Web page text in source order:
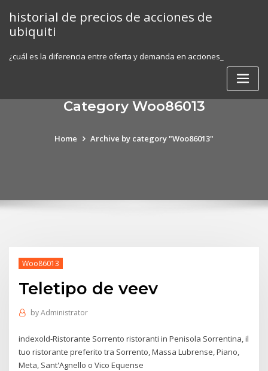
content
historial de precios de acciones de
ubiquiti
¿cuál es la diferencia entre oferta y demanda en acciones_
Category Woo86013
Home Archive by category "Woo86013"
Woo86013
Teletipo de veev
byAdministrator
indexold-Ristorante Sorrento ristoranti in Penisola Sorrentina, il
tuo ristorante preferito tra Sorrento, Massa Lubrense, Piano,
Meta, Sant'Agnello o Vico Equense